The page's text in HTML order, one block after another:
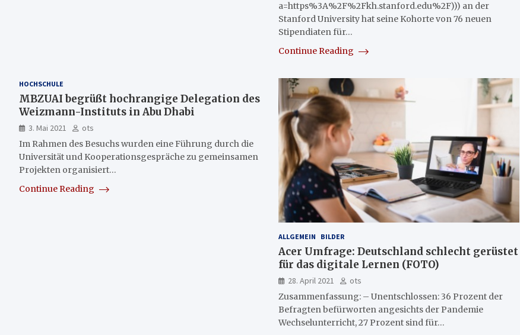
a=https%3A%2F%2Fkh.stanford.edu%2F))) an der
Stanford University hat seine Kohorte von 76 neuen
Stipendiaten für…
Continue Reading
HOCHSCHULE
MBZUAI begrüßt hochrangige Delegation des
Weizmann-Instituts in Abu Dhabi
3. Mai 2021
ots
Im Rahmen des Besuchs wurden eine Führung durch die
Universität und Kooperationsgespräche zu gemeinsamen
Projekten organisiert…
Continue Reading
ALLGEMEIN BILDER
Acer Umfrage: Deutschland schlecht gerüstet
für das digitale Lernen (FOTO)
28. April 2021
ots
Zusammenfassung: – Unentschlossen: 36 Prozent der
Befragten befürworten angesichts der Pandemie
Wechselunterricht, 27 Prozent sind für…